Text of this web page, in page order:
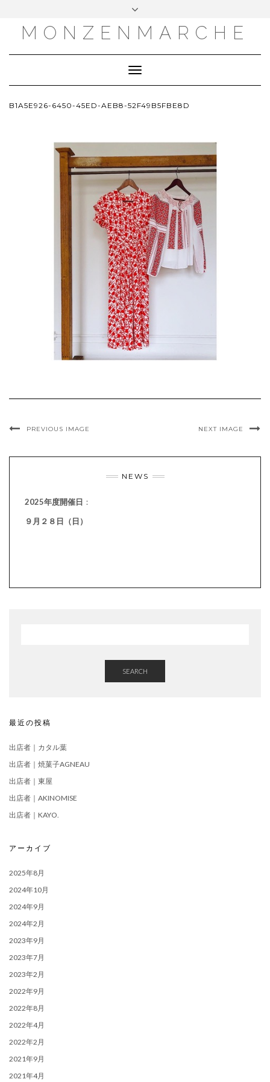
MONZENMARCHE
Toggle
Navigation
B1A5E926-6450-45ED-AEB8-52F49B5FBE8D
PREVIOUS IMAGE NEXT IMAGE
NEWS
2025年度開催日 ：
９月２８日（日）
SEARCH
最近の投稿
出店者｜カタル葉
出店者｜焼菓子AGNEAU
出店者｜東屋
出店者｜AKINOMISE
出店者｜KAYO.
アーカイブ
2025年8月
2024年10月
2024年9月
2024年2月
2023年9月
2023年7月
2023年2月
2022年9月
2022年8月
2022年4月
2022年2月
2021年9月
2021年4月